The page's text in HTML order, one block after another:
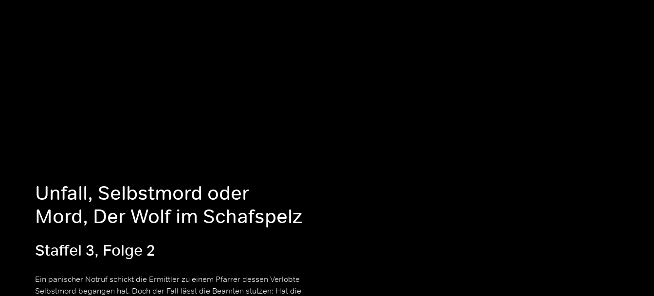
Unfall, Selbstmord oder
Mord, Der Wolf im Schafspelz
Staffel 3, Folge 2
Ein panischer Notruf schickt die Ermittler zu einem Pfarrer dessen Verlobte
Selbstmord begangen hat. Doch der Fall lässt die Beamten stutzen: Hat die